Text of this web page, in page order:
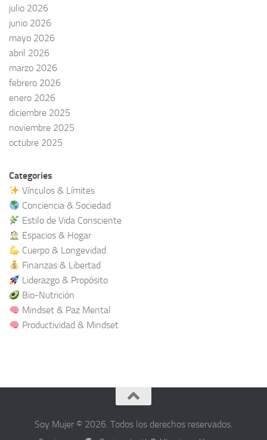
julio 2026
junio 2026
mayo 2026
abril 2026
marzo 2026
febrero 2026
enero 2026
diciembre 2025
noviembre 2025
octubre 2025
Categories
Vínculos & Límites
Conciencia & Sociedad
Estilo de Vida Consciente
Espacios & Hogar
Cuerpo & Longevidad
Finanzas & Libertad
Liderazgo & Propósito
Bio-Nutrición
Mindset & Paz Mental
Productividad & Mindset
Soy Mujer © 2026. Todos los derechos reservados.